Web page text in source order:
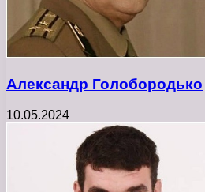
Александр Голобородько
10.05.2024